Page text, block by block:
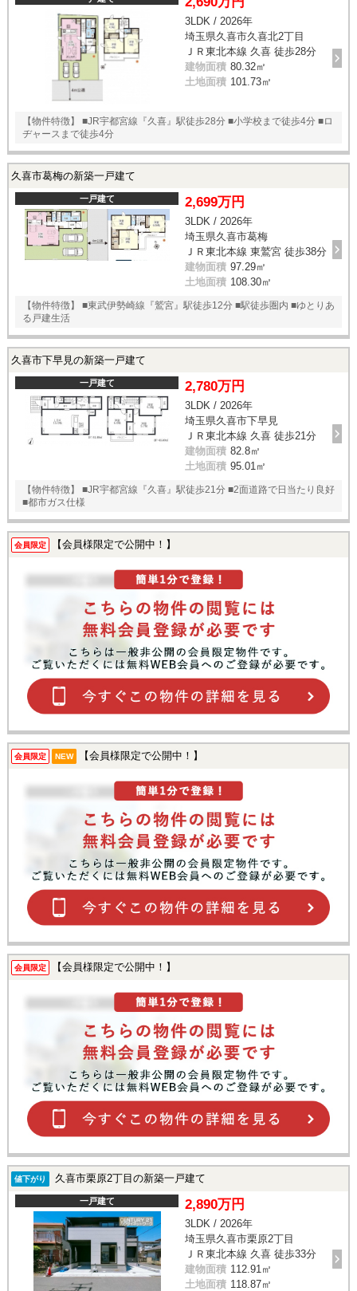
3LDK / 2026年
埼玉県久喜市久喜北2丁目
ＪＲ東北本線 久喜 徒歩28分
建物面積 80.32㎡
土地面積 101.73㎡
【物件特徴】 ■JR宇都宮線『久喜』駅徒歩28分 ■小学校まで徒歩4分 ■ロ
ヂャースまで徒歩4分
久喜市葛梅の新築一戸建て
一戸建て 2,699万円
3LDK / 2026年
埼玉県久喜市葛梅
ＪＲ東北本線 東鷲宮 徒歩38分
建物面積 97.29㎡
土地面積 108.30㎡
【物件特徴】 ■東武伊勢崎線『鷲宮』駅徒歩12分 ■駅徒歩圏内 ■ゆとりあ
る戸建生活
久喜市下早見の新築一戸建て
一戸建て 2,780万円
3LDK / 2026年
埼玉県久喜市下早見
ＪＲ東北本線 久喜 徒歩21分
建物面積 82.8㎡
土地面積 95.01㎡
【物件特徴】 ■JR宇都宮線『久喜』駅徒歩21分 ■2面道路で日当たり良好
■都市ガス仕様
会員限定 【会員様限定で公開中！】
会員限定 NEW 【会員様限定で公開中！】
会員限定 【会員様限定で公開中！】
値下がり 久喜市栗原2丁目の新築一戸建て
一戸建て 2,890万円
3LDK / 2026年
埼玉県久喜市栗原2丁目
ＪＲ東北本線 久喜 徒歩33分
建物面積 112.91㎡
土地面積 118.87㎡